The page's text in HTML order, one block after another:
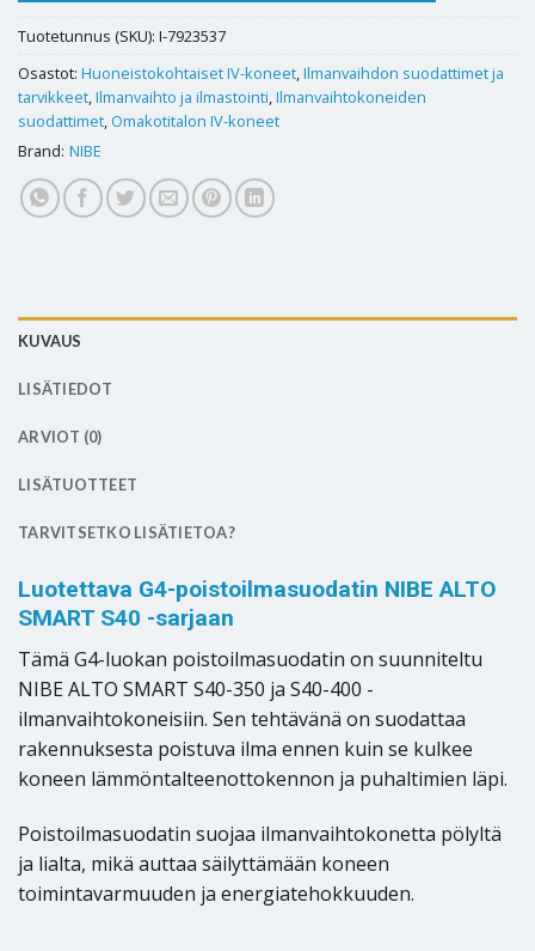
Tuotetunnus (SKU): I-7923537
Osastot: Huoneistokohtaiset IV-koneet,Ilmanvaihdon suodattimet ja
tarvikkeet,Ilmanvaihto ja ilmastointi,Ilmanvaihtokoneiden
suodattimet, Omakotitalon IV-koneet
Brand: NIBE
KUVAUS
LISÄTIEDOT
ARVIOT (0)
LISÄTUOTTEET
TARVITSETKO LISÄTIETOA?
Luotettava G4-poistoilmasuodatin NIBE ALTO
SMART S40 -sarjaan
Tämä G4-luokan poistoilmasuodatin on suunniteltu
NIBE ALTO SMART S40-350 ja S40-400 -
ilmanvaihtokoneisiin. Sen tehtävänä on suodattaa
rakennuksesta poistuva ilma ennen kuin se kulkee
koneen lämmöntalteenottokennon ja puhaltimien läpi.
Poistoilmasuodatin suojaa ilmanvaihtokonetta pölyltä
ja lialta, mikä auttaa säilyttämään koneen
toimintavarmuuden ja energiatehokkuuden.